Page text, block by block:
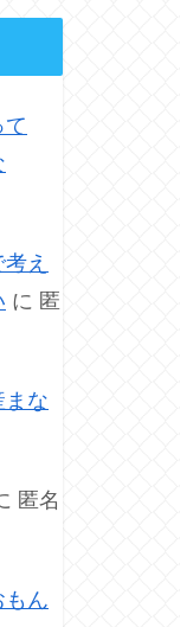
え
に 匿
まな
匿名
もん